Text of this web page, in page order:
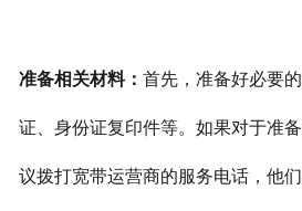
准备相关材料： 首先，准备好必要
证、身份证复印件等。如果对于准
议拨打宽带运营商的服务电话，他